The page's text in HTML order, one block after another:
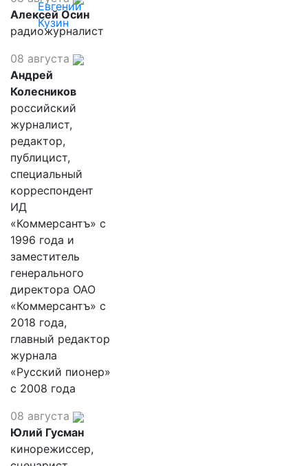
Евгений
Кузин
Алексей Осин
радиожурналист
08 августа
Андрей
Колесников
российский
журналист,
редактор,
публицист,
специальный
корреспондент
ИД
«Коммерсантъ» с
1996 года и
заместитель
генерального
директора ОАО
«Коммерсантъ» с
2018 года,
главный редактор
журнала
«Русский пионер»
с 2008 года
08 августа
Юлий Гусман
кинорежиссер,